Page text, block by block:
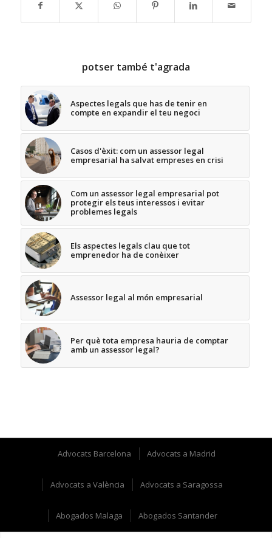
potser també t'agrada
Aspectes legals que has de tenir en
compte en expandir el teu negoci
Casos d'èxit: com un assessor legal
empresarial ha salvat empreses en crisi
Com un assessor legal empresarial pot
protegir els teus interessos i evitar
problemes legals
Els aspectes legals clau que tot
emprenedor ha de conèixer
Assessor legal al món empresarial
Per què tota empresa hauria de comptar
amb un assessor legal?
Advocats Barcelona Advocats a Madrid
Advocats a València Advocats a Saragossa
Abogados Malaga Abogados Santander